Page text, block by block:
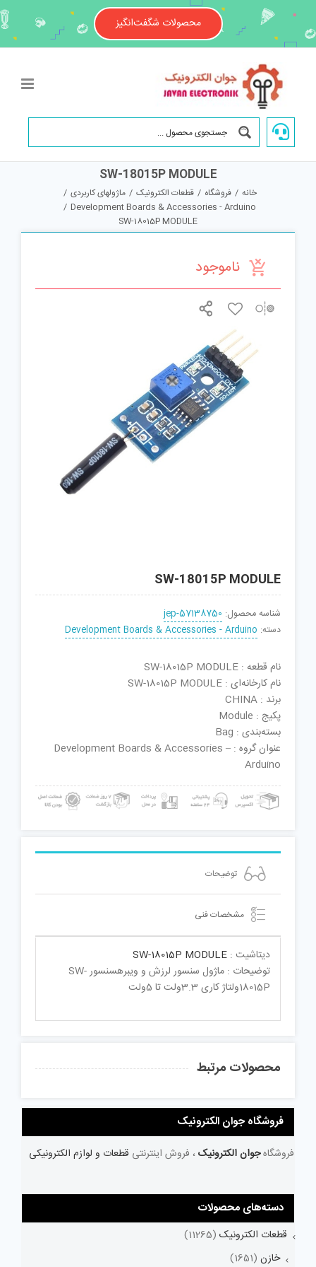
content
محصولات شگفت‌انگیز
SW-18015P MODULE
خانه / فروشگاه / قطعات الکترونیک / ماژولهای کاربردی /
Development Boards & Accessories - Arduino
/
SW-18015P MODULE
ناموجود
SW-18015P MODULE
شناسه محصول: jep-57138750
دسته: Development Boards & Accessories - Arduino
نام قطعه : SW-18015P MODULE
نام کارخانه‌ای : SW-18015P MODULE
برند : CHINA
پکیج : Module
بسته‌بندی : Bag
عنوان گروه : Development Boards & Accessories –
Arduino
توضیحات
مشخصات فنی
دیتاشیت : SW-18015P MODULE
توضیحات : ماژول سنسور لرزش و ویبرهسنسور SW-
18015Pولتاژ کاری 3.3ولت تا 5ولت
محصولات مرتبط
فروشگاه جوان الکترونیک
فروشگاهجوان الکترونیک ، فروش اینترنتی قطعات و لوازم الکترونیکی
دسته‌های محصولات
قطعات الکترونیک (11265)
خازن (1651)